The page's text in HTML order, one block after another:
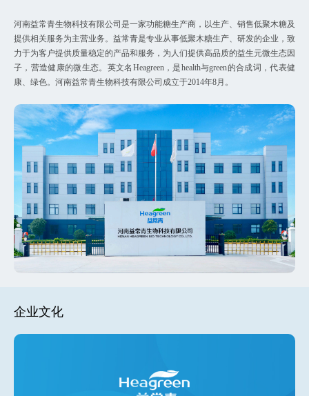
河南益常⻘⽣物科技有限公司是⼀家功能糖⽣产商，以⽣产、销售低聚⽊糖及
提供相关服务为主营业务。益常⻘是专业从事低聚⽊糖⽣产、研发的企业，致
⼒于为客户提供质量稳定的产品和服务，为人们提供高品质的益生元微生态因
子，营造健康的微⽣态。英⽂名Heagreen，是health与green的合成词，代表健
康、绿⾊。河南益常⻘⽣物科技有限公司成⽴于2014年8⽉。
企业文化